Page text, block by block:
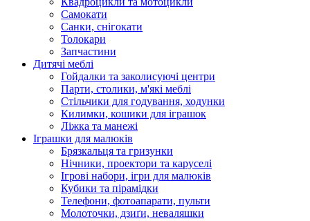
Самокати
Санки, снігокати
Толокари
Запчастини
Дитячі меблі
Гойдалки та заколисуючі центри
Парти, столики, м'які меблі
Стільчики для годування, ходунки
Килимки, кошики для іграшок
Ліжка та манежі
Іграшки для малюків
Брязкальця та гризунки
Нічники, проектори та каруселі
Ігрові набори, ігри для малюків
Кубики та пірамідки
Телефони, фотоапарати, пульти
Молоточки, дзиґи, неваляшки